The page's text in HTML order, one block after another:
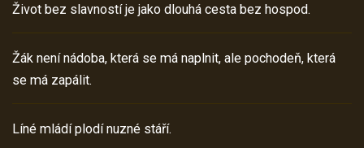
Život bez slavností je jako dlouhá cesta bez hospod.
Žák není nádoba, která se má naplnit, ale pochodeň, která
se má zapálit.
Líné mládí plodí nuzné stáří.